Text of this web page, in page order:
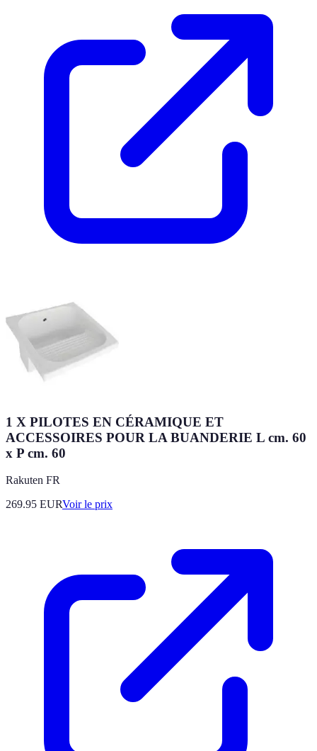
1 X PILOTES EN CÉRAMIQUE ET
ACCESSOIRES POUR LA BUANDERIE L cm. 60
x P cm. 60
Rakuten FR
269.95 EURVoir le prix